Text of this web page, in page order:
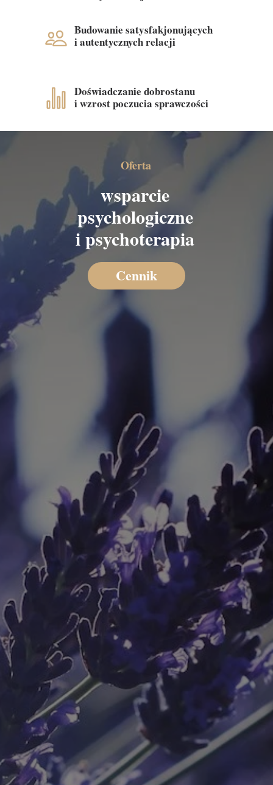
Doświadczanie dobrostanu
i wzrost poczucia sprawczości
Budowanie satysfakjonujących
i autentycznych relacji
Oferta
wsparcie
psychologiczne
i psychoterapia
Cennik